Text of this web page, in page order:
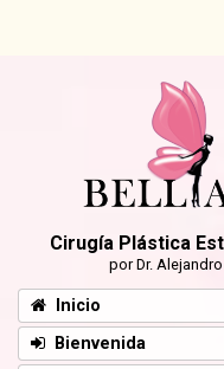
Cirugía Plástica
por Dr.
Inicio
Bienvenida